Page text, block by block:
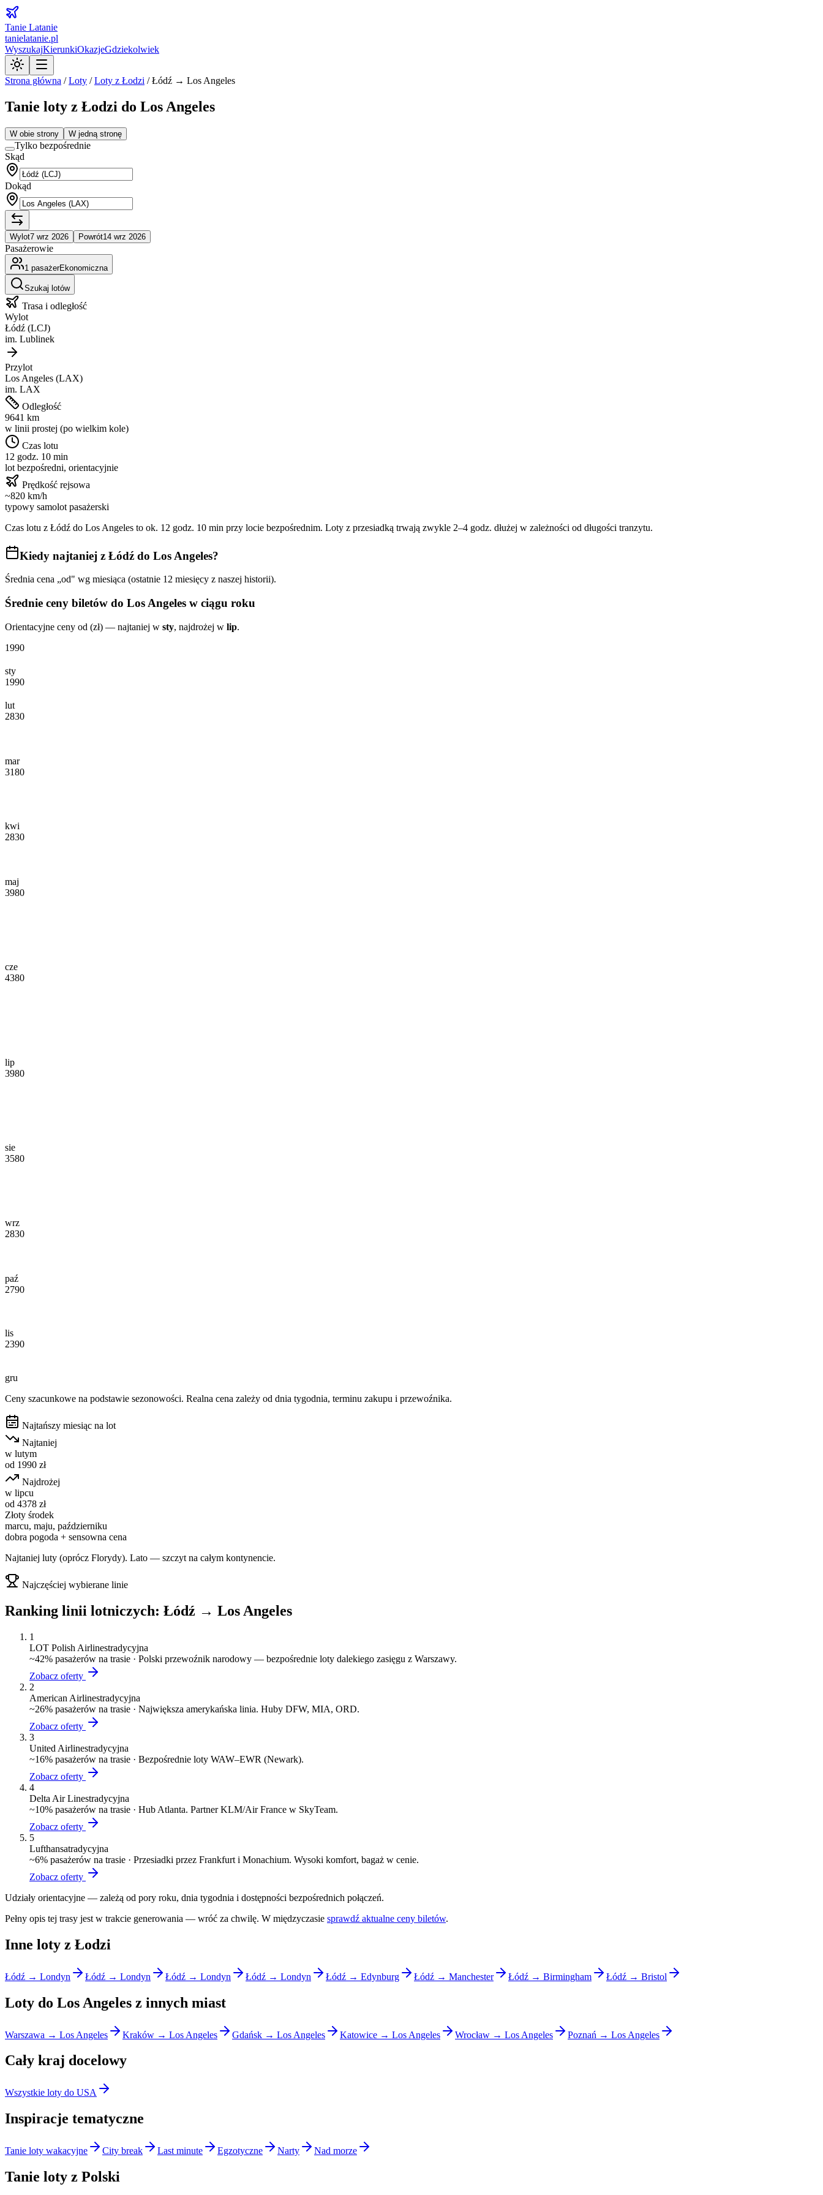
Tanie Latanie
tanielatanie.pl
WyszukajKierunkiOkazjeGdziekolwiek
Strona główna /Loty /Loty z Łodzi /Łódź → Los Angeles
Tanie loty z Łodzi do Los Angeles
W obie strony W jedną stronę
Tylko bezpośrednie
Skąd
Dokąd
Wylot7 wrz 2026 Powrót14 wrz 2026
Pasażerowie
1 pasażerEkonomiczna
Szukaj lotów
Trasa i odległość
Wylot
Łódź (LCJ)
im. Lublinek
Przylot
Los Angeles (LAX)
im. LAX
Odległość
9641 km
w linii prostej (po wielkim kole)
Czas lotu
12 godz. 10 min
lot bezpośredni, orientacyjnie
Prędkość rejsowa
~820 km/h
typowy samolot pasażerski
Czas lotu z Łódź do Los Angeles to ok. 12 godz. 10 min przy locie bezpośrednim. Loty z przesiadką trwają zwykle 2–4 godz. dłużej w zależności od długości tranzytu.
Kiedy najtaniej z Łódź do Los Angeles?
Średnia cena „od" wg miesiąca (ostatnie 12 miesięcy z naszej historii).
Średnie ceny biletów do Los Angeles w ciągu roku
Orientacyjne ceny od (zł) — najtaniej w sty, najdrożej w lip.
1990
sty
1990
lut
2830
mar
3180
kwi
2830
maj
3980
cze
4380
lip
3980
sie
3580
wrz
2830
paź
2790
lis
2390
gru
Ceny szacunkowe na podstawie sezonowości. Realna cena zależy od dnia tygodnia, terminu zakupu i przewoźnika.
Najtańszy miesiąc na lot
Najtaniej
w lutym
od 1990 zł
Najdrożej
w lipcu
od 4378 zł
Złoty środek
marcu, maju, październiku
dobra pogoda + sensowna cena
Najtaniej luty (oprócz Florydy). Lato — szczyt na całym kontynencie.
Najczęściej wybierane linie
Ranking linii lotniczych: Łódź → Los Angeles
1
LOT Polish Airlinestradycyjna
~42% pasażerów na trasie · Polski przewoźnik narodowy — bezpośrednie loty dalekiego zasięgu z Warszawy.
Zobacz oferty
2
American Airlinestradycyjna
~26% pasażerów na trasie · Największa amerykańska linia. Huby DFW, MIA, ORD.
Zobacz oferty
3
United Airlinestradycyjna
~16% pasażerów na trasie · Bezpośrednie loty WAW–EWR (Newark).
Zobacz oferty
4
Delta Air Linestradycyjna
~10% pasażerów na trasie · Hub Atlanta. Partner KLM/Air France w SkyTeam.
Zobacz oferty
5
Lufthansatradycyjna
~6% pasażerów na trasie · Przesiadki przez Frankfurt i Monachium. Wysoki komfort, bagaż w cenie.
Zobacz oferty
Udziały orientacyjne — zależą od pory roku, dnia tygodnia i dostępności bezpośrednich połączeń.
Pełny opis tej trasy jest w trakcie generowania — wróć za chwilę. W międzyczasie sprawdź aktualne ceny biletów.
Inne loty z Łodzi
Łódź → Londyn Łódź → Londyn Łódź → Londyn Łódź → Londyn Łódź → Edynburg Łódź → Manchester Łódź → Birmingham Łódź → Bristol
Loty do Los Angeles z innych miast
Warszawa → Los Angeles Kraków → Los Angeles Gdańsk → Los Angeles Katowice → Los Angeles Wrocław → Los Angeles Poznań → Los Angeles
Cały kraj docelowy
Wszystkie loty do USA
Inspiracje tematyczne
Tanie loty wakacyjne City break Last minute Egzotyczne Narty Nad morze
Tanie loty z Polski